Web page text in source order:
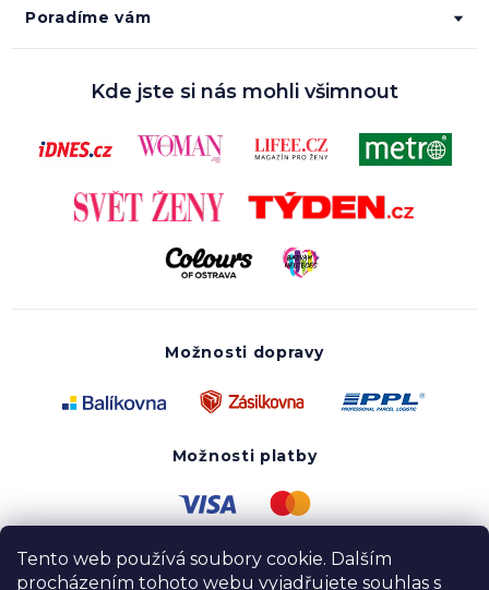
Tento web používá soubory cookie. Dalším
procházením tohoto webu vyjadřujete souhlas s
Poradíme vám
Kde jste si nás mohli všimnout
Možnosti dopravy
Možnosti platby